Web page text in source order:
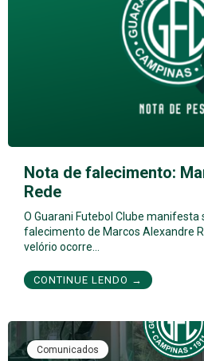
Nota de falecimento:
Rede
O Guarani Futebol Clube
falecimento de Marcos Alexandre
velório ocorre…
CONTINUE LENDO →
Comunicados